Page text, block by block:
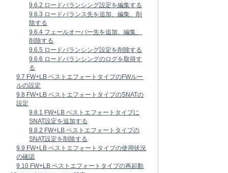
9.6.2 ロードバランシング設定を編集する
9.6.3 ロードバランス先を追加、編集、削
除する
9.6.4 フェールオーバー先を追加、編集、
削除する
9.6.5 ロードバランシング設定を削除する
9.6.6 ロードバランシングのログを取得す
る
9.7 FW+LB ベストエフォートタイプのFWルー
ルの設定
9.8 FW+LB ベストエフォートタイプのSNATの
設定
9.8.1 FW+LB ベストエフォートタイプに
SNAT設定を追加する
9.8.2 FW+LB ベストエフォートタイプの
SNAT設定を削除する
9.9 FW+LB ベストエフォートタイプの使用状況
の確認
9.10 FW+LB ベストエフォートタイプの再起動